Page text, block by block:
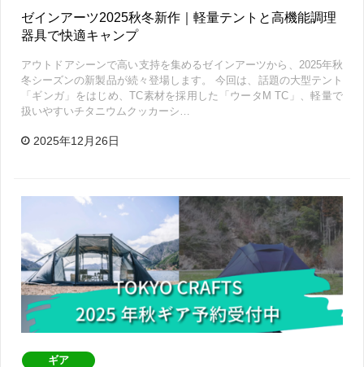
ゼインアーツ2025秋冬新作｜軽量テントと高機能調理
器具で快適キャンプ
アウトドアシーンで高い支持を集めるゼインアーツから、2025年秋
冬シーズンの新製品が続々登場します。 今回は、話題の大型テント
「ギンガ」をはじめ、TC素材を採用した「ウータM TC」、軽量で
扱いやすいチタニウムクッカーシ…
2025年12月26日
ギア